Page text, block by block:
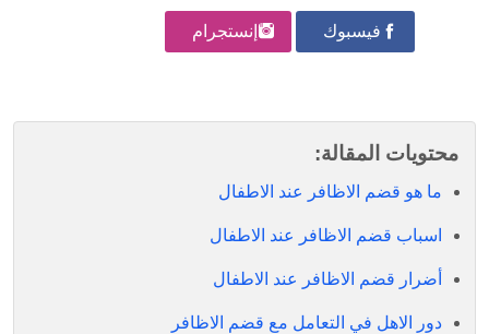
فيسبوك إنستجرام
محتويات المقالة:
ما هو قضم الاظافر عند الاطفال
اسباب قضم الاظافر عند الاطفال
أضرار قضم الاظافر عند الاطفال
دور الاهل في التعامل مع قضم الاظافر